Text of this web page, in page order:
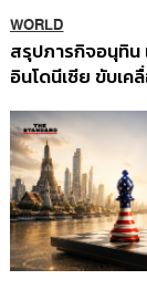
WORLD
สรุปภารกิจอนุทิน
อินโดนีเซีย ขับเค
ส่วนยุทธศาสตร์ไ
อินโดนีเซีย